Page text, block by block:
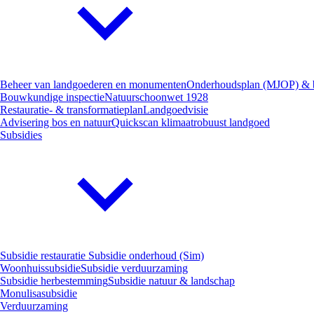
Beheer van landgoederen en monumentenOnderhoudsplan (MJOP) &
Bouwkundige inspectieNatuurschoonwet 1928
Restauratie- & transformatieplanLandgoedvisie
Advisering bos en natuurQuickscan klimaatrobuust landgoed
Subsidies
Subsidie restauratie Subsidie onderhoud (Sim)
WoonhuissubsidieSubsidie verduurzaming
Subsidie herbestemmingSubsidie natuur & landschap
Monulisasubsidie
Verduurzaming